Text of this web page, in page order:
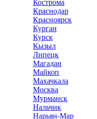
Кострома
Краснодар
Красноярск
Курган
Курск
Кызыл
Липецк
Магадан
Майкоп
Махачкала
Москва
Мурманск
Нальчик
Нарьян-Мар